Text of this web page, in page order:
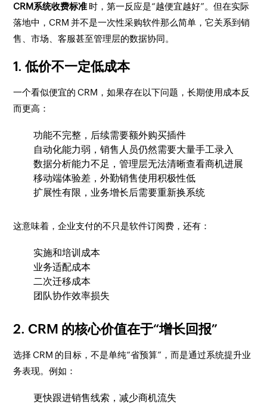
CRM系统收费标准 时，第一反应是“越便宜越好”。但在实际
落地中，CRM 并不是一次性采购软件那么简单，它关系到销
售、市场、客服甚至管理层的数据协同。
1. 低价不一定低成本
一个看似便宜的 CRM，如果存在以下问题，长期使用成本反
而更高：
功能不完整，后续需要额外购买插件
自动化能力弱，销售人员仍然需要大量手工录入
数据分析能力不足，管理层无法清晰查看商机进展
移动端体验差，外勤销售使用积极性低
扩展性有限，业务增长后需要重新换系统
这意味着，企业支付的不只是软件订阅费，还有：
实施和培训成本
业务适配成本
二次迁移成本
团队协作效率损失
2. CRM 的核心价值在于“增长回报”
选择 CRM 的目标，不是单纯“省预算”，而是通过系统提升业
务表现。例如：
更快跟进销售线索，减少商机流失